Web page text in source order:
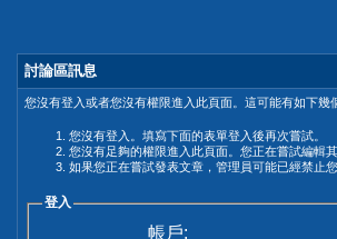
討論區訊息
您沒有登入或者您沒有權限進入此頁面。這可能有如下幾
您沒有登入。填寫下面的表單登入後再次嘗試。
您沒有足夠的權限進入此頁面。您正在嘗試編輯
如果您正在嘗試發表文章，管理員可能已經禁止
登入
帳戶: